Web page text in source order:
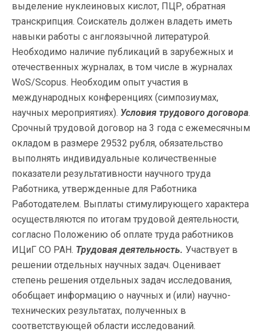
выделение нуклеиновых кислот, ПЦР, обратная
транскрипция. Соискатель должен владеть иметь
навыки работы с англоязычной литературой.
Необходимо наличие публикаций в зарубежных и
отечественных журналах, в том числе в журналах
WoS/Scopus. Необходим опыт участия в
международных конференциях (симпозиумах,
научных мероприятиях). Условия трудового договора.
Срочный трудовой договор на 3 года с ежемесячным
окладом в размере 29532 рубля, обязательство
выполнять индивидуальные количественные
показатели результативности научного труда
Работника, утвержденные для Работника
Работодателем. Выплаты стимулирующего характера
осуществляются по итогам трудовой деятельности,
согласно Положению об оплате труда работников
ИЦиГ СО РАН. Трудовая деятельность. Участвует в
решении отдельных научных задач. Оценивает
степень решения отдельных задач исследования,
обобщает информацию о научных и (или) научно-
технических результатах, полученных в
соответствующей области исследований.